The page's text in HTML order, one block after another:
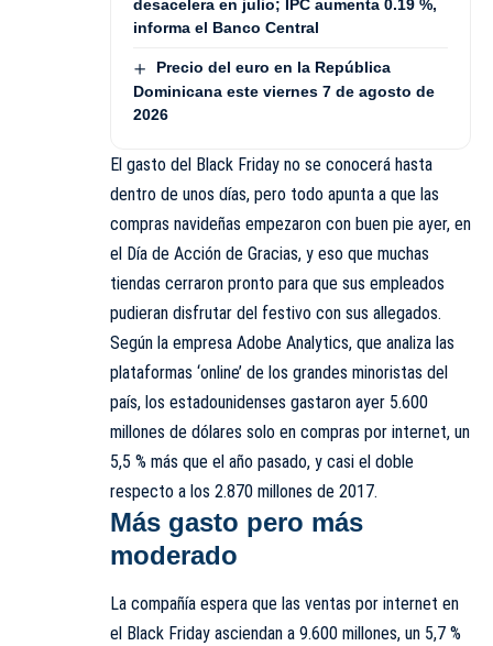
desacelera en julio; IPC aumenta 0.19 %,
informa el Banco Central
Precio del euro en la República
Dominicana este viernes 7 de agosto de
2026
El gasto del Black Friday no se conocerá hasta
dentro de unos días, pero todo apunta a que las
compras navideñas empezaron con buen pie ayer, en
el Día de Acción de Gracias, y eso que muchas
tiendas cerraron pronto para que sus empleados
pudieran disfrutar del festivo con sus allegados.
Según la empresa Adobe Analytics, que analiza las
plataformas ‘online’ de los grandes minoristas del
país, los estadounidenses gastaron ayer 5.600
millones de dólares solo en compras por internet, un
5,5 % más que el año pasado, y casi el doble
respecto a los 2.870 millones de 2017.
Más gasto pero más
moderado
La compañía espera que las ventas por internet en
el Black Friday asciendan a 9.600 millones, un 5,7 %